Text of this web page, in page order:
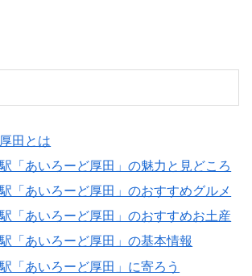
田とは
「あいろーど厚田」の魅力と見どころ
「あいろーど厚田」のおすすめグルメ
「あいろーど厚田」のおすすめお土産
「あいろーど厚田」の基本情報
「あいろーど厚田」に寄ろう